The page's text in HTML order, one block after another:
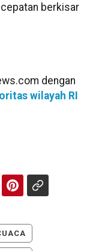
berkisar
dengan
wilayah RI